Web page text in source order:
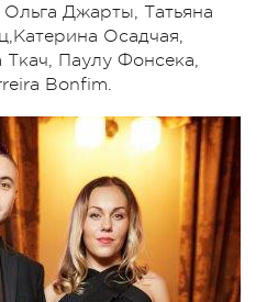
Джарты, Татьяна
Осадчая,
Паулу Фонсека,
Bonfim.